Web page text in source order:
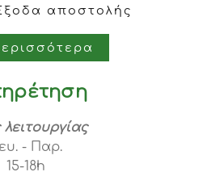
αποστολής
- Παρ.
15-18h